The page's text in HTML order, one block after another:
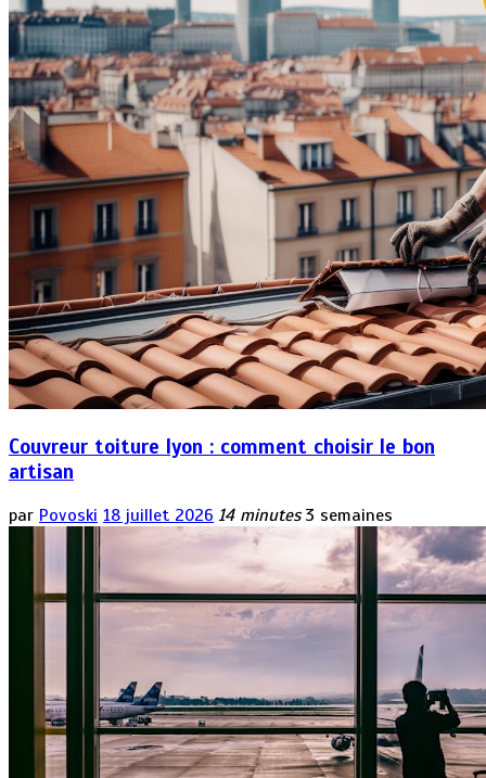
Couvreur toiture lyon : comment choisir le bon
artisan
par Povoski 18 juillet 2026 14 minutes 3 semaines